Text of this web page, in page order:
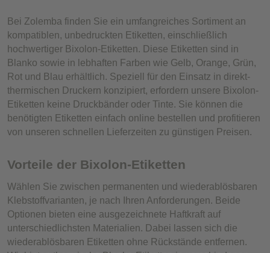
Bei Zolemba finden Sie ein umfangreiches Sortiment an
kompatiblen, unbedruckten Etiketten, einschließlich
hochwertiger Bixolon-Etiketten. Diese Etiketten sind in
Blanko sowie in lebhaften Farben wie Gelb, Orange, Grün,
Rot und Blau erhältlich. Speziell für den Einsatz in direkt-
thermischen Druckern konzipiert, erfordern unsere Bixolon-
Etiketten keine Druckbänder oder Tinte. Sie können die
benötigten Etiketten einfach online bestellen und profitieren
von unseren schnellen Lieferzeiten zu günstigen Preisen.
Vorteile der Bixolon-Etiketten
Wählen Sie zwischen permanenten und wiederablösbaren
Klebstoffvarianten, je nach Ihren Anforderungen. Beide
Optionen bieten eine ausgezeichnete Haftkraft auf
unterschiedlichsten Materialien. Dabei lassen sich die
wiederablösbaren Etiketten ohne Rückstände entfernen.